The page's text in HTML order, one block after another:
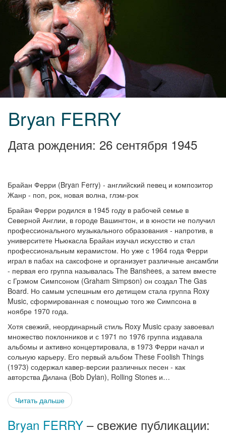
Bryan FERRY
Дата рождения: 26 сентября 1945
Брайан Ферри (Bryan Ferry) - английский певец и композитор
Жанр - поп, рок, новая волна, глэм-рок
Брайан Ферри родился в 1945 году в рабочей семье в
Северной Англии, в городе Вашингтон, и в юности не получил
профессионального музыкального образования - напротив, в
университете Ньюкасла Брайан изучал искусство и стал
профессиональным керамистом. Но уже с 1964 года Ферри
играл в пабах на саксофоне и организует различные ансамбли
- первая его группа называлась The Banshees, а затем вместе
с Грэмом Симпсоном (Graham Simpson) он создал The Gas
Board. Но самым успешным его детищем стала группа Roxy
Music, сформированная с помощью того же Симпсона в
ноябре 1970 года.
Хотя свежий, неординарный стиль Roxy Music сразу завоевал
множество поклонников и с 1971 по 1976 группа издавала
альбомы и активно концертировала, в 1973 Ферри начал и
сольную карьеру. Его первый альбом These Foolish Things
(1973) содержал кавер-версии различных песен - как
авторства Дилана (Bob Dylan), Rolling Stones и…
Читать дальше
Bryan FERRY – свежие публикации: